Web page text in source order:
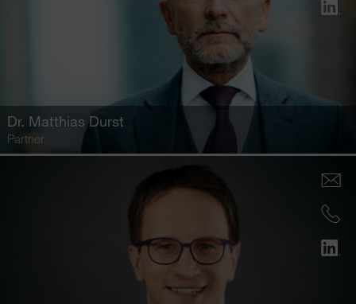
Dr. Matthias Durst
Partner